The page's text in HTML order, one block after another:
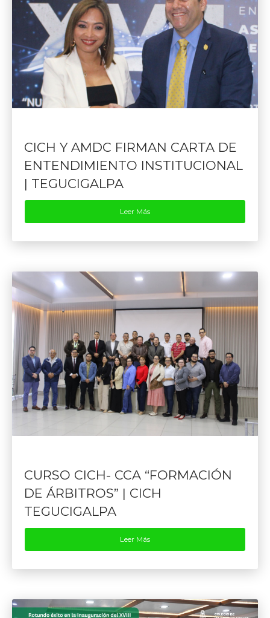
CICH Y AMDC FIRMAN CARTA DE
ENTENDIMIENTO INSTITUCIONAL
| TEGUCIGALPA
Leer Más
CURSO CICH- CCA “FORMACIÓN
DE ÁRBITROS” | CICH
TEGUCIGALPA
Leer Más